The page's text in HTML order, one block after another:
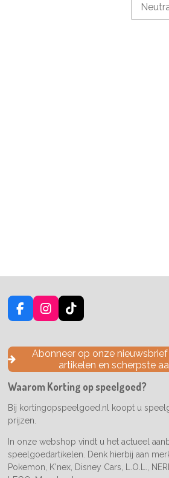
F
a
e
o
k
I
n
t
a
g
a
m
T
i
T
o
k
Abonneer op onze
artikelen en scherpste
Waarom Korting op speelgoed?
Bij kortingopspeelgoed.nl koopt u
prijzen.
In onze webshop vindt u het actueel
speelgoedartikelen. Denk hierbij aan
Pokemon, K'nex, Disney Cars, L.O.L.,